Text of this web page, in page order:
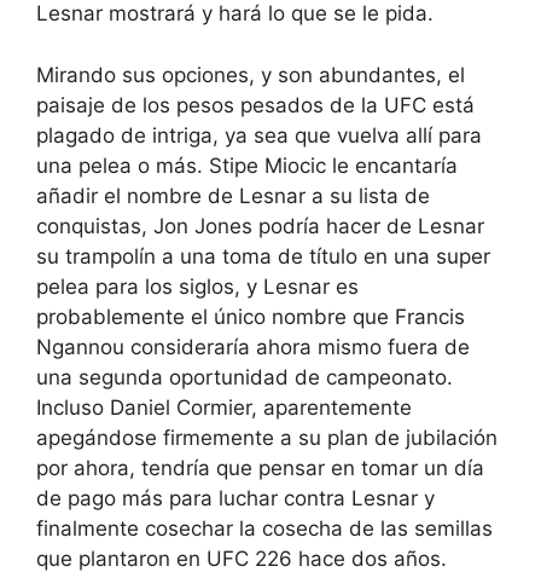
Lesnar mostrará y hará lo que se le pida.
Mirando sus opciones, y son abundantes, el
paisaje de los pesos pesados de la UFC está
plagado de intriga, ya sea que vuelva allí para
una pelea o más. Stipe Miocic le encantaría
añadir el nombre de Lesnar a su lista de
conquistas, Jon Jones podría hacer de Lesnar
su trampolín a una toma de título en una super
pelea para los siglos, y Lesnar es
probablemente el único nombre que Francis
Ngannou consideraría ahora mismo fuera de
una segunda oportunidad de campeonato.
Incluso Daniel Cormier, aparentemente
apegándose firmemente a su plan de jubilación
por ahora, tendría que pensar en tomar un día
de pago más para luchar contra Lesnar y
finalmente cosechar la cosecha de las semillas
que plantaron en UFC 226 hace dos años.